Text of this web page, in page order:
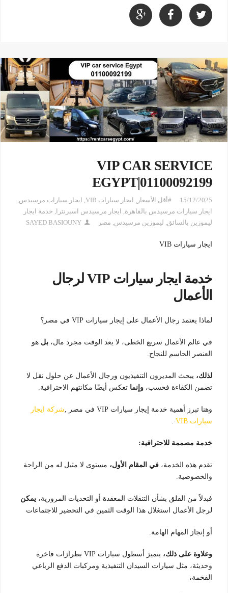
VIP CAR SERVICE
EGYPT|01100092199
15/12/2025 #أقل الأسعار ايجار سيارات VIB ايجار سيارات مرسيدس
ايجار سيارات مرسيدس بالقاهرة
ايجار مرسيدس اسبرنترا
خدمة ايجار
ليموزين بالسائق ليموزين مرسيدس مصر SAYED BASIOUNY
ايجار سيارات VIB
خدمة ايجار سيارات VIP لرجال
الأعمال
لماذا يعتمد رجال الأعمال على إيجار سيارات VIP في مصر؟
في عالم الأعمال سريع الخطى، لا يعد الوقت مجرد مال، بل هو
العنصر الحاسم للنجاح.
لذلك، يبحث المديرون التنفيذيون ورجال الأعمال عن حلول نقل لا
تضمن الكفاءة فحسب، وإنما تعكس أيضًا مكانتهم الاحترافية.
وهنا تبرز أهمية خدمة إيجار سيارات VIP في مصر ,
شركة ايجار
سيارات VIB
خدمة مصممة للاحترافية:
تقدم هذه الخدمة، في المقام الأول، مستوى لا مثيل له من الراحة
والخصوصية.
فبدلاً من القلق بشأن التنقلات المعقدة أو التحديات المرورية، يمكن
لرجل الأعمال استغلال هذا الوقت الثمين في التحضير للاجتماعات
أو إنجاز المهام الهامة.
وعلاوة على ذلك،
يتميز أسطول سيارات VIP بطرازات فاخرة
وحديثة، مثل سيارات السيدان التنفيذية ومركبات الدفع الرباعي
الفخمة،